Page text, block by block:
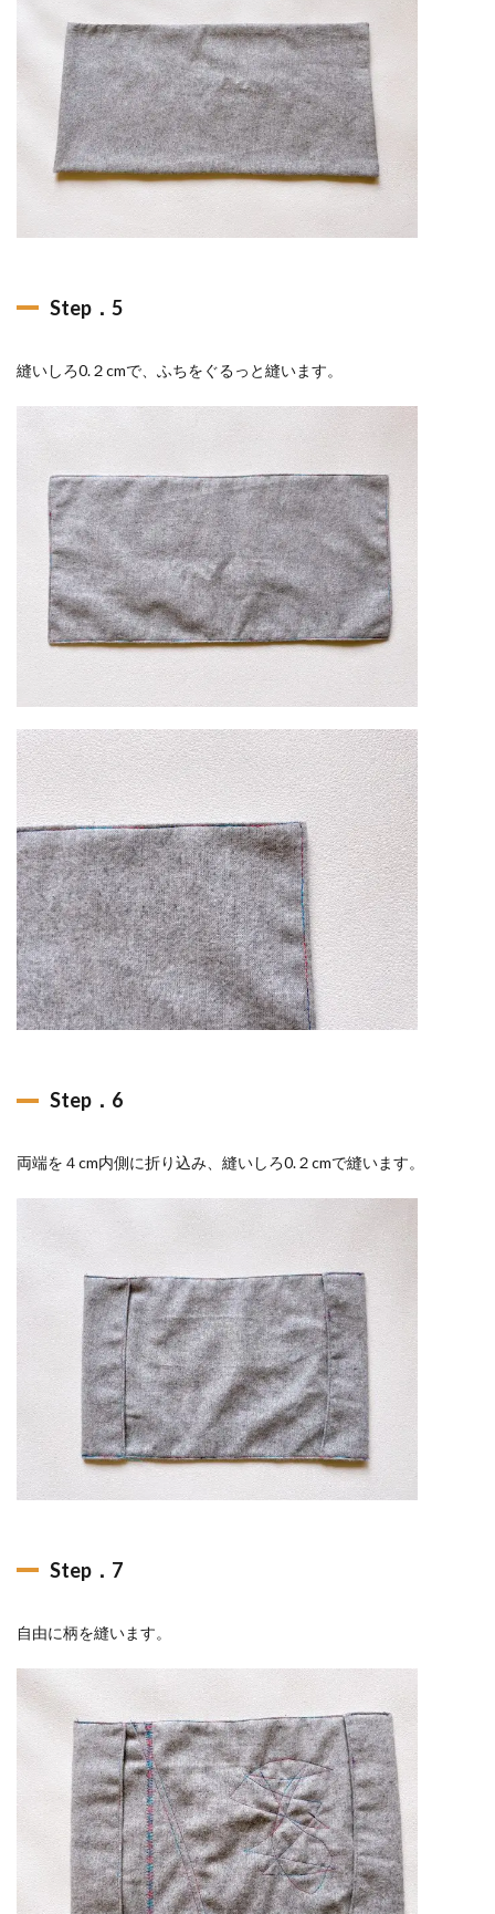
Step．5
縫いしろ0.２cmで、ふちをぐるっと縫います。
Step．6
両端を４cm内側に折り込み、縫いしろ0.２cmで縫います。
Step．7
自由に柄を縫います。